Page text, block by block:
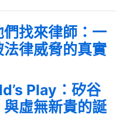
找來律師：一
律威脅的真實
Play：矽谷
與虛無新貴的誕